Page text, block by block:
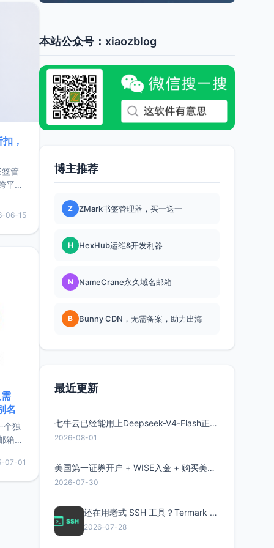
，
管
平
它还
06-15
名
个独
箱等
较有
惠的
07-01
本站公众号：xiaozblog
博主推荐
Z ZMark书签管理器，买一送一
H HexHub运维&开发利器
N NameCrane永久域名邮箱
B Bunny CDN，无需备案，助力出海
最近更新
七牛云已经能用上Deepseek-V4-Flash正式版了，点此领取300万Token
2026-08-01
美国第一证券开户 + WISE入金 + 购买美股全流程分享
2026-07-30
还在用老式 SSH 工具？Termark 新一代跨平台智能SSH客户端了解一下
2026-07-28